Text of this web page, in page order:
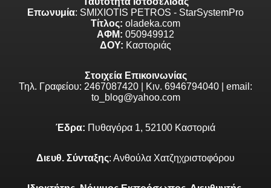
Επωνυμία: SMIXIOTIS PETROS - StarSystemPro
Τίτλος: oladeka.com
ΑΦΜ: 050949912
ΔΟΥ: Καστοριάς
Στοιχεία Επικοινωνίας
Τηλ. Γραφείου: 2467087420 | Κιν. 6946794040 | email:
to_blog@yahoo.com
Έδρα: Πυθαγόρα 1, 52100 Καστοριά
Διευθ. Σύνταξης: Ανθούλα Χατζηχριστοφόρου